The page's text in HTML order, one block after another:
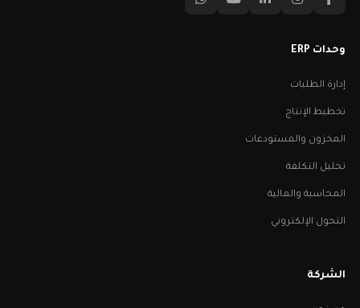
وحدات ERP
إدارة الطلبات
تخطيط الإنتاج
المخزون والمستودعات
تحليل التكلفة
المحاسبة والمالية
التحول الإلكتروني
الشركة